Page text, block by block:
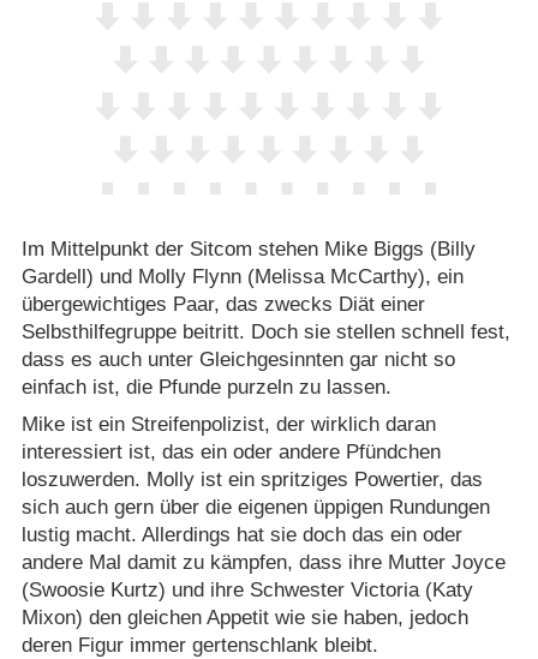
Im Mittelpunkt der Sitcom stehen Mike Biggs (Billy
Gardell) und Molly Flynn (Melissa McCarthy), ein
übergewichtiges Paar, das zwecks Diät einer
Selbsthilfegruppe beitritt. Doch sie stellen schnell fest,
dass es auch unter Gleichgesinnten gar nicht so
einfach ist, die Pfunde purzeln zu lassen.
Mike ist ein Streifenpolizist, der wirklich daran
interessiert ist, das ein oder andere Pfündchen
loszuwerden. Molly ist ein spritziges Powertier, das
sich auch gern über die eigenen üppigen Rundungen
lustig macht. Allerdings hat sie doch das ein oder
andere Mal damit zu kämpfen, dass ihre Mutter Joyce
(Swoosie Kurtz) und ihre Schwester Victoria (Katy
Mixon) den gleichen Appetit wie sie haben, jedoch
deren Figur immer gertenschlank bleibt.